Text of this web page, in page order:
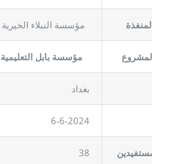
مؤسسة النبلاء الخيرية المنفذة
مؤسسة بابل المشروع
بغداد
6-6-2024
38 المستفيدين